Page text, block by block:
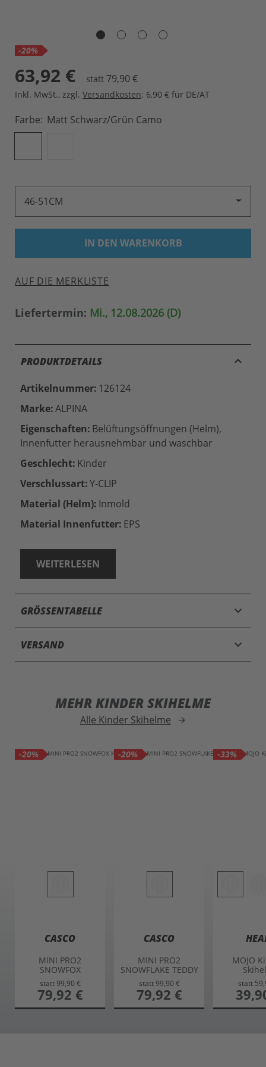
-20%
63,92 € statt 79,90 €
Inkl. MwSt., zzgl. Versandkosten: 6,90 € für DE/AT
Farbe Matt Schwarz/grün Camo
46-51CM
IN DEN WARENKORB
AUF DIE MERKLISTE
Liefertermin: Mi., 12.08.2026 (D)
PRODUKTDETAILS keyboard_arrow_up
Artikelnummer: 126124
Marke:ALPINA
Eigenschaften: Belüftungsöffnungen (Helm),
Innenfutter herausnehmbar und waschbar
Geschlecht: Kinder
Verschlussart:Y-CLIP
Material (Helm): Inmold
Material Innenfutter: EPS
WEITERLESEN
GRÖSSENTABELLE keyboard_arrow_down
VERSAND keyboard_arrow_down
MEHR KINDER SKIHELME
Alle Kinder Skihelme arrow_forward
-20%
CASCO
MINI PRO2
SNOWFOX
Kinderskihelm
hellgrau S
statt 99,90 €
sonderangebot
79,92 €
-20%
CASCO
MINI PRO2
SNOWFLAKE TEDDY
Skihelm
statt 99,90 €
sonderangebot
79,92 €
-33%
MOJO
statt